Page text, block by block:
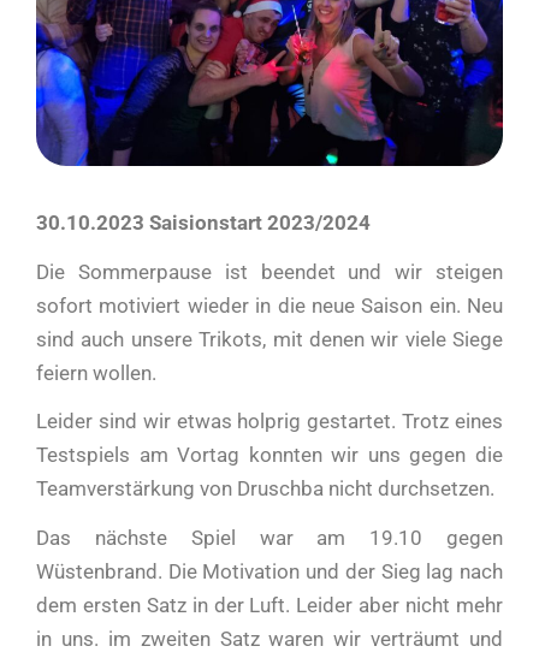
30.10.2023 Saisionstart 2023/2024
Die Sommerpause ist beendet und wir steigen
sofort motiviert wieder in die neue Saison ein. Neu
sind auch unsere Trikots, mit denen wir viele Siege
feiern wollen.
Leider sind wir etwas holprig gestartet. Trotz eines
Testspiels am Vortag konnten wir uns gegen die
Teamverstärkung von Druschba nicht durchsetzen.
Das nächste Spiel war am 19.10 gegen
Wüstenbrand. Die Motivation und der Sieg lag nach
dem ersten Satz in der Luft. Leider aber nicht mehr
in uns. im zweiten Satz waren wir verträumt und